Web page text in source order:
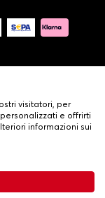
visitatori, per
e offrirti
informazioni sui